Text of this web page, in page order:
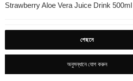
Strawberry Aloe Vera Juice Drink 500ml
পেছনে
অনুসন্ধানে যোগ করুন